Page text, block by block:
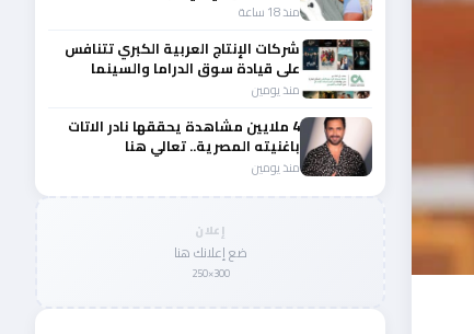
منذ 18 ساعة
شركات الإنتاج العربية الكبري تتنافس
على قيادة سوق الدراما والسينما
والصباح في مقدمة المشهد الإقليمي
منذ يومين
4 ملايين مشاهدة يحققها نادر الاتات
باغنيته المصرية.. تعالي هنا
منذ يومين
إعلان
ضع إعلانك هنا
300×250